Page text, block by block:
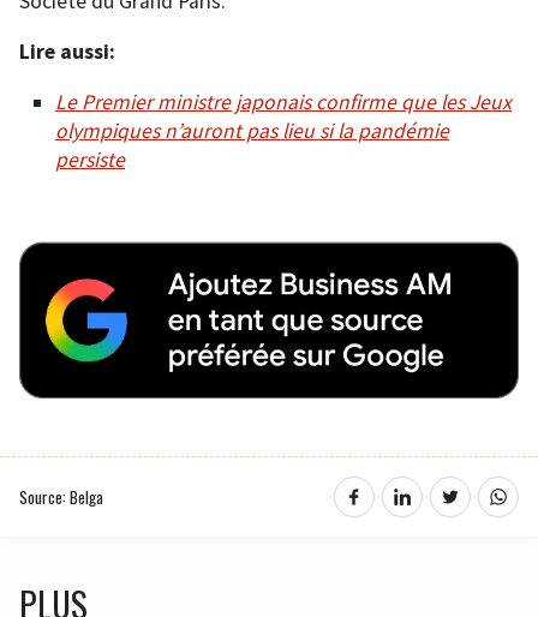
Lire aussi:
Le Premier ministre japonais confirme que les Jeux
olympiques n’auront pas lieu si la pandémie
persiste
Source: Belga
PLUS